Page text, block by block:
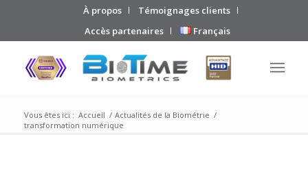
À propos
Témoignages clients
Accès partenaires
Français
Vous êtes ici : Accueil / Actualités de la Biométrie /
transformation numérique